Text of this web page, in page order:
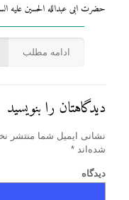
حضرت ابی عبدالله الحسین
ادامه مطلب
دیدگاهتان را بنویسید
نشانی ایمیل شما منتشر
شده‌اند *
دیدگاه